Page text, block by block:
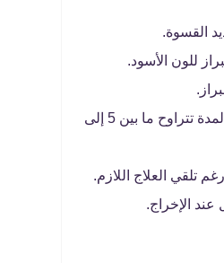
القسوة.
للون الأسود.
عدم التغوط نهائيًا لمدة تتراوح ما بين 5 إلى
تلقي العلاج اللازم.
الإخراج.